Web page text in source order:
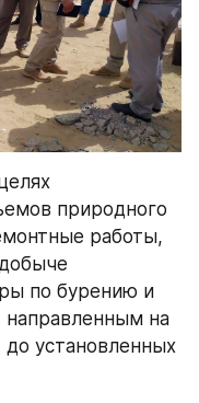
природного
работы,
по бурению и
направленным на
установленных